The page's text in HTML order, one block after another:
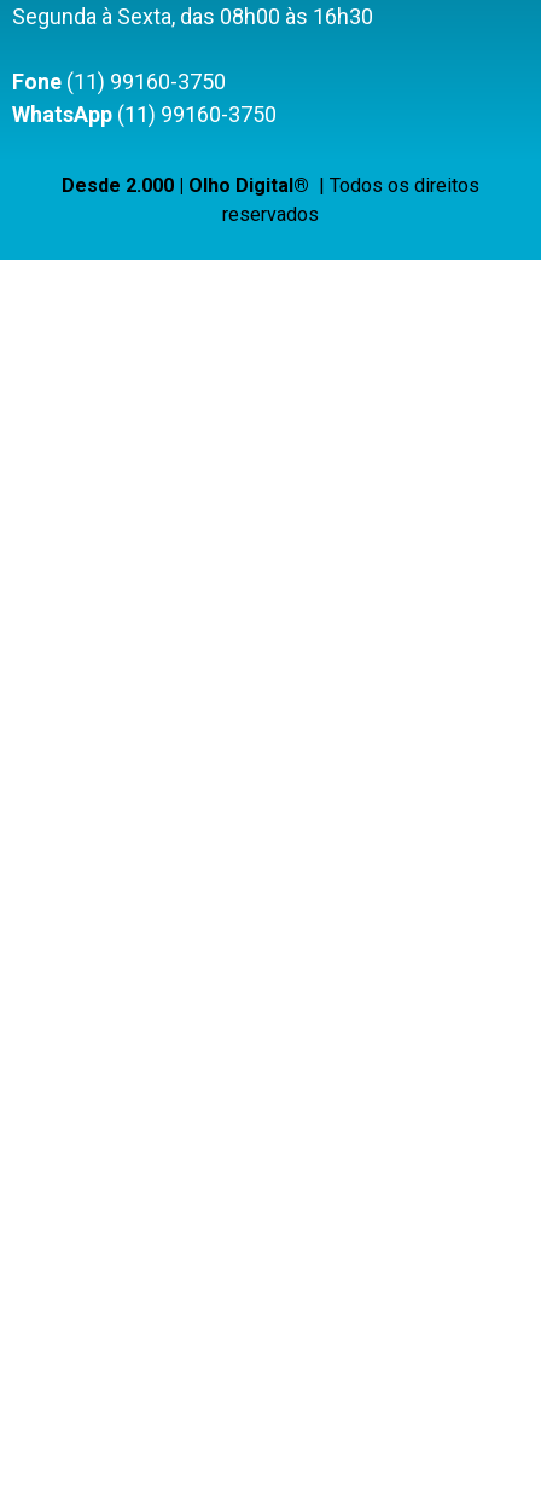
Segunda à Sexta, das 08h00 às 16h30
Fone (11) 99160-3750
WhatsApp (11) 99160-3750
Desde 2.000 | Olho Digital® | Todos os direitos
reservados